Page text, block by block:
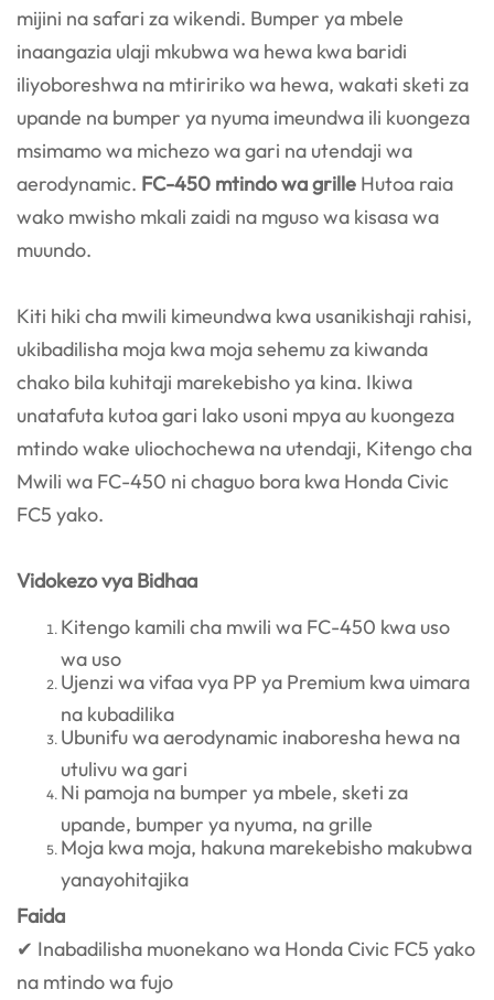
mijini na safari za wikendi. Bumper ya mbele
inaangazia ulaji mkubwa wa hewa kwa baridi
iliyoboreshwa na mtiririko wa hewa, wakati sketi za
upande na bumper ya nyuma imeundwa ili kuongeza
msimamo wa michezo wa gari na utendaji wa
aerodynamic. FC-450 mtindo wa grille Hutoa raia
wako mwisho mkali zaidi na mguso wa kisasa wa
muundo.
Kiti hiki cha mwili kimeundwa kwa usanikishaji rahisi,
ukibadilisha moja kwa moja sehemu za kiwanda
chako bila kuhitaji marekebisho ya kina. Ikiwa
unatafuta kutoa gari lako usoni mpya au kuongeza
mtindo wake uliochochewa na utendaji, Kitengo cha
Mwili wa FC-450 ni chaguo bora kwa Honda Civic
FC5 yako.
Vidokezo vya Bidhaa
Kitengo kamili cha mwili wa FC-450 kwa uso
wa uso
Ujenzi wa vifaa vya PP ya Premium kwa uimara
na kubadilika
Ubunifu wa aerodynamic inaboresha hewa na
utulivu wa gari
Ni pamoja na bumper ya mbele, sketi za
upande, bumper ya nyuma, na grille
Moja kwa moja, hakuna marekebisho makubwa
yanayohitajika
Faida
✔ Inabadilisha muonekano wa Honda Civic FC5 yako
na mtindo wa fujo